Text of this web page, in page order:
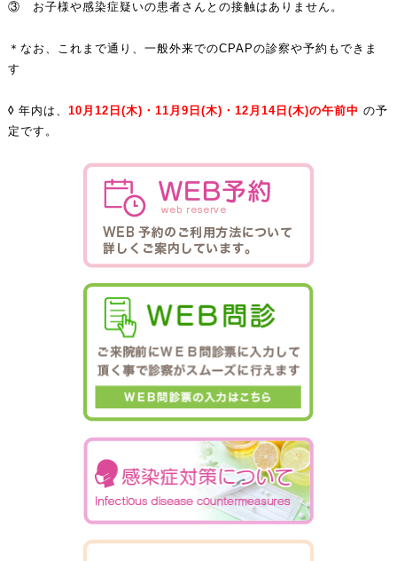
③ お子様や感染症疑いの患者さんとの接触はありません。
＊なお、これまで通り、一般外来でのCPAPの診察や予約もできま
す
◊ 年内は、 10月12日(木)・11月9日(木)・12月14日(木)の午前中 の予
定です。